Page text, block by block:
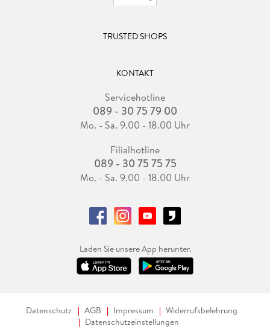
TRUSTED SHOPS
KONTAKT
Servicehotline
089 - 30 75 79 00
Mo. - Sa. 9.00 - 18.00 Uhr
Filialhotline
089 - 30 75 75 75
Mo. - Sa. 9.00 - 18.00 Uhr
Laden Sie unsere App herunter.
Datenschutz AGB Impressum
Widerrufsbelehrung
Datenschutzeinstellungen